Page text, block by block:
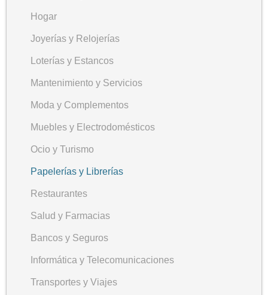
Hogar
Joyerías y Relojerías
Loterías y Estancos
Mantenimiento y Servicios
Moda y Complementos
Muebles y Electrodomésticos
Ocio y Turismo
Papelerías y Librerías
Restaurantes
Salud y Farmacias
Bancos y Seguros
Informática y Telecomunicaciones
Transportes y Viajes